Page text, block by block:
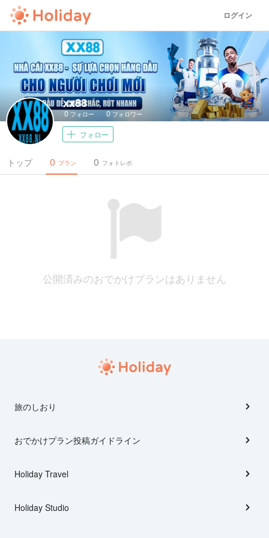
ログイン
xx88
0フォロー 0フォロワー
フォロー
トップ プラン
0 フォトレポ
0
公開済みのおでかけプランはありません
旅のしおり
おでかけプラン投稿ガイドライン
Holiday Travel
Holiday Studio